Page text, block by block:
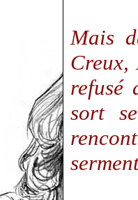
Mais
Creux,
refusé
sort